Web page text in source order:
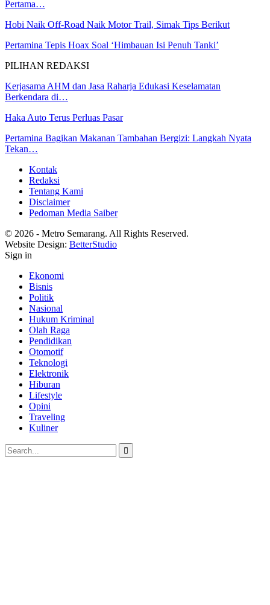
Pertama…
Hobi Naik Off-Road Naik Motor Trail, Simak Tips Berikut
Pertamina Tepis Hoax Soal ‘Himbauan Isi Penuh Tanki’
PILIHAN REDAKSI
Kerjasama AHM dan Jasa Raharja Edukasi Keselamatan
Berkendara di…
Haka Auto Terus Perluas Pasar
Pertamina Bagikan Makanan Tambahan Bergizi: Langkah Nyata
Tekan…
Kontak
Redaksi
Tentang Kami
Disclaimer
Pedoman Media Saiber
© 2026 - Metro Semarang. All Rights Reserved.
Website Design: BetterStudio
Sign in
Ekonomi
Bisnis
Politik
Nasional
Hukum Kriminal
Olah Raga
Pendidikan
Otomotif
Teknologi
Elektronik
Hiburan
Lifestyle
Opini
Traveling
Kuliner